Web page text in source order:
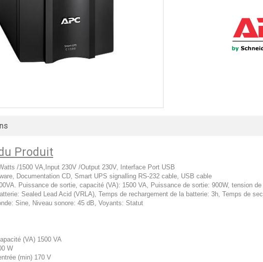
Produit
/1500 VA,Input 230V /Output 230V, Interface Port USB
Documentation CD, Smart UPS signalling RS-232 cable, USB cable
Puissance de sortie, capacité (VA): 1500 VA, Puissance de sortie: 900W, tension
Sealed Lead Acid (VRLA), Temps de rechargement de la batterie: 3h, Temps de
Sine, Niveau sonore: 45 dB, Voyants: Statut
(VA) 1500 VA
W
(min) 170 V